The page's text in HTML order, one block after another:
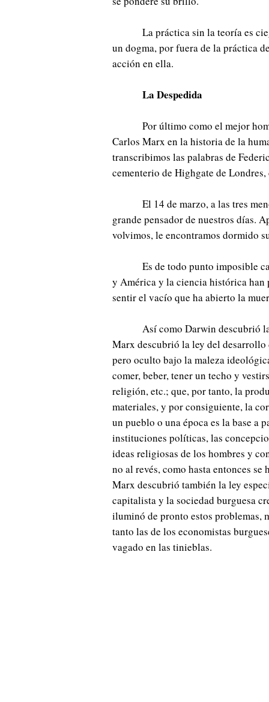
La práctica sin la teoría es
un dogma, por fuera de la práctica
acción en ella.
La Despedida
Por último como el mejor
Carlos Marx en la historia de la
transcribimos las palabras de
cementerio de Highgate de
El 14 de marzo, a las tres
grande pensador de nuestros días.
volvimos, le encontramos dormido
Es de todo punto imposible
y América y la ciencia histórica han
sentir el vacío que ha abierto la
Así como Darwin descubrió
Marx descubrió la ley del
pero oculto bajo la maleza
comer, beber, tener un techo y
religión, etc.; que, por tanto, la
materiales, y por consiguiente, la
un pueblo o una época es la base a
instituciones políticas, las
ideas religiosas de los hombres y
no al revés, como hasta entonces
Marx descubrió también la ley
capitalista y la sociedad burguesa
iluminó de pronto estos problemas,
tanto las de los economistas
vagado en las tinieblas.